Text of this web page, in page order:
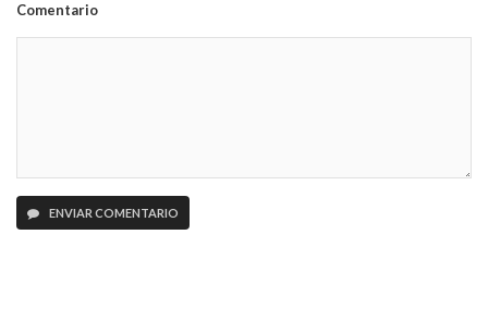
Comentario
ENVIAR COMENTARIO